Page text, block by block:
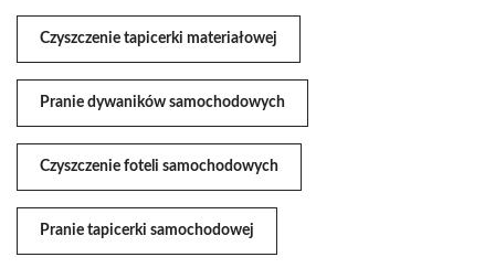
Czyszczenie tapicerki materiałowej
Pranie dywaników samochodowych
Czyszczenie foteli samochodowych
Pranie tapicerki samochodowej